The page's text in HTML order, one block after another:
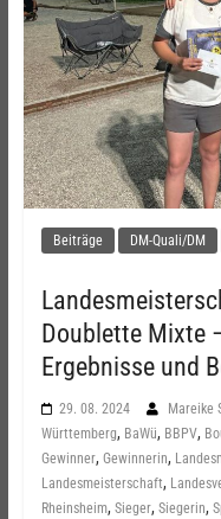
Beiträge DM-Quali/DM
Doublette Mixte
Ergebnisse und
29. 08. 2024 Mareike
Württemberg, BaWü, BBPV,
Gewinner, Gewinnerin,
Landesmeisterschaft,
Rheinsheim, Sieger, Siegerin,